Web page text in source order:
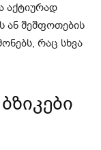
აქტიურად
ან შეშფოთების
რაც სხვა